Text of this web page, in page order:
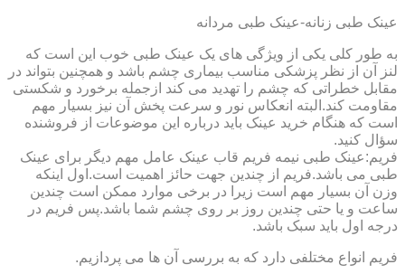
عینک طبی زنانه-عینک طبی مردانه
به طور کلی یکی از ویژگی های یک عینک طبی خوب این است که
لنز آن از نظر پزشکی مناسب بیماری چشم باشد و همچنین بتواند در
مقابل خطراتی که چشم را تهدید می کند ازجمله برخورد و شکستی
مقاومت کند.البته انعکاس نور و سرعت پخش آن نیز بسیار مهم
است که هنگام خرید عینک باید درباره این موضوعات از فروشنده
سؤال کنید.
فریم:عینک طبی نیمه فریم قاب عینک عامل مهم دیگر برای عینک
طبی می باشد.فریم از چندین جهت حائز اهمیت است.اول اینکه
وزن آن بسیار مهم است زیرا در برخی موارد ممکن است چندین
ساعت و یا حتی چندین روز بر روی چشم شما باشد.پس فریم در
درجه اول باید سبک باشد.
فریم انواع مختلفی دارد که به بررسی آن ها می پردازیم.